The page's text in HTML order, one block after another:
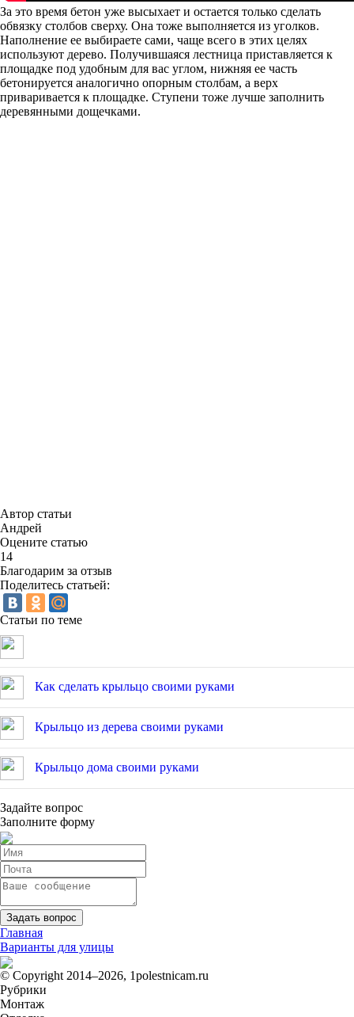
За это время бетон уже высыхает и остается только сделать
обвязку столбов сверху. Она тоже выполняется из уголков.
Наполнение ее выбираете сами, чаще всего в этих целях
используют дерево. Получившаяся лестница приставляется к
площадке под удобным для вас углом, нижняя ее часть
бетонируется аналогично опорным столбам, а верх
приваривается к площадке. Ступени тоже лучше заполнить
деревянными дощечками.
Автор статьи
Андрей
Оцените статью
14
Благодарим за отзыв
Поделитесь статьей:
Статьи по теме
Как сделать крыльцо своими руками
Крыльцо из дерева своими руками
Крыльцо дома своими руками
Задайте вопрос
Заполните форму
Главная
Варианты для улицы
© Copyright 2014–2026, 1polestnicam.ru
Рубрики
Монтаж